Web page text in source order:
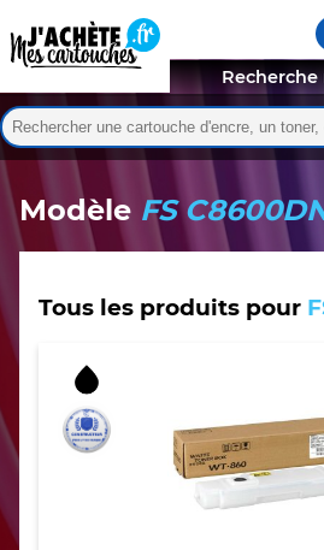
Rechercher :
Quand les résultats de l'auto-
Recherche
Modèle FS
Tous les produits pour